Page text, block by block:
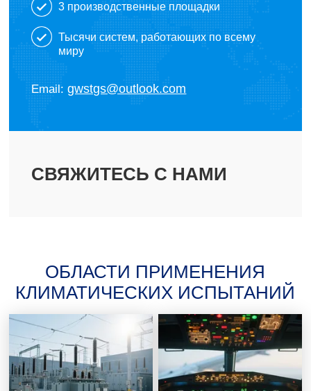
3 производственные площадки
Тысячи систем, работающих по всему
миру
Email:gwstgs@outlook.com
СВЯЖИТЕСЬ С НАМИ
ОБЛАСТИ ПРИМЕНЕНИЯ
КЛИМАТИЧЕСКИХ ИСПЫТАНИЙ